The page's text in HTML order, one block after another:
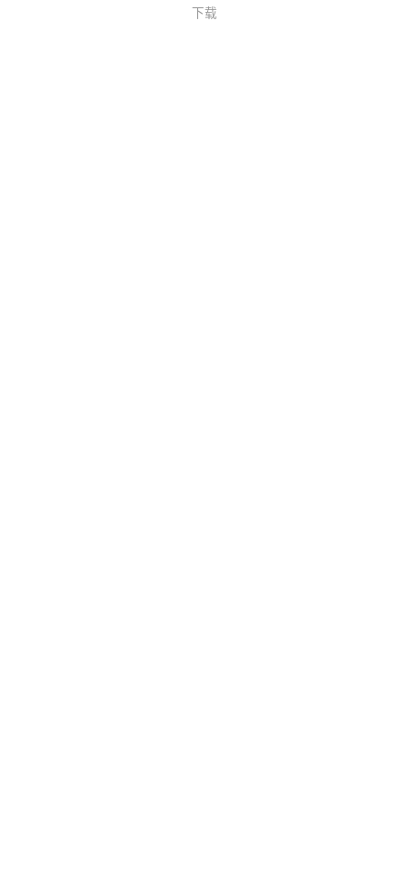
下载